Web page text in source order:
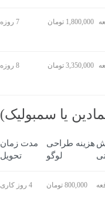
1,800,000 تومان 7 روزه
3,350,000 تومان 8 روزه
یا سمبولیک)
هزینه طراحی
لوگو
مدت زمان
تحویل
800,000 تومان 4 روز کاری